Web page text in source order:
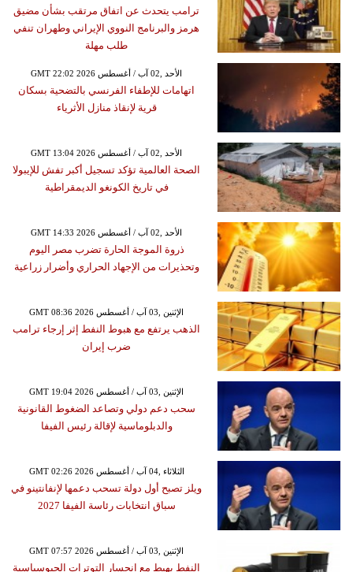
ترامب يتحدث عن اتفاق مرتقب بشأن مضيق
هرمز والبرنامج النووي الإيراني وطهران تنفي
طلب مهلة
GMT 22:02 2026 الأحد ,02 آب / أغسطس
اتهامات للإطفاء الفرنسي بالتضحية بسكان
قرية لإنقاذ منازل الأثرياء
GMT 13:04 2026 الأحد ,02 آب / أغسطس
الصحة العالمية تؤكد تسجيل أكبر تفش للإيبولا
في تاريخ الكونغو الديمقراطية
GMT 14:33 2026 الأحد ,02 آب / أغسطس
ذروة الموجة الحارة تضرب مصر اليوم
وتحذيرات من الإجهاد الحراري وأضرار زراعية
GMT 08:36 2026 الإثنين ,03 آب / أغسطس
الذهب يرتفع مع هبوط النفط إثر إرجاء ترامب
ضرب إيران
GMT 19:04 2026 الإثنين ,03 آب / أغسطس
سحب دعم دولي وتصاعد الضغوط القانونية
والدبلوماسية لإقالة رئيس الفيفا
GMT 02:26 2026 الثلاثاء ,04 آب / أغسطس
ويلز تصبح أول دولة تسحب دعمها لإنفانتينو في
سباق انتخابات رئاسة الفيفا 2027
GMT 07:57 2026 الإثنين ,03 آب / أغسطس
النفط يهبط مع انحسار التوترات الجيوسياسية